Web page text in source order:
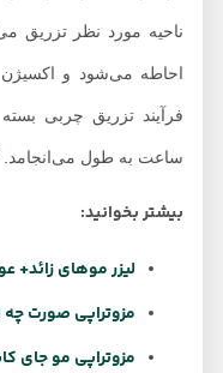
ناحیه مورد نظر تزریق
احاطه می‌شود و اکسیژن و
فرآیند تزریق چربی بسته
ساعت به طول می‌انجامد. 2
بیشتر بخوانید:
لیزر موهای زائد+ عوارض
مزوتراپی صورت چه
مزوتراپی مو جای کاشت